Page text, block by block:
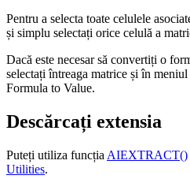
Pentru a selecta toate celulele
și simplu selectați orice celulă a
Dacă este necesar să convertiți o
selectați întreaga matrice și în meniul
Formula to Value.
Descărcați extensia
Puteți utiliza funcția AIEXTRACT()
Utilities.